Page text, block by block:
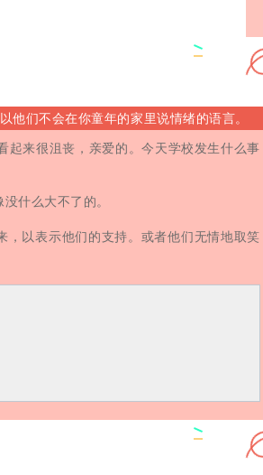
他们不会在你童年的家里说情绪的语言。
起来很沮丧，亲爱的。今天学校发生什么事
什么大不了的。
以表示他们的支持。或者他们无情地取笑